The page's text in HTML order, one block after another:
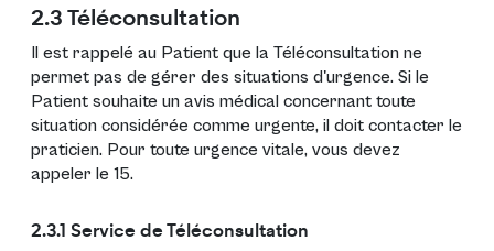
2.3 Téléconsultation
Il est rappelé au Patient que la Téléconsultation ne
permet pas de gérer des situations d'urgence. Si le
Patient souhaite un avis médical concernant toute
situation considérée comme urgente, il doit contacter le
praticien. Pour toute urgence vitale, vous devez
appeler le 15.
2.3.1 Service de Téléconsultation